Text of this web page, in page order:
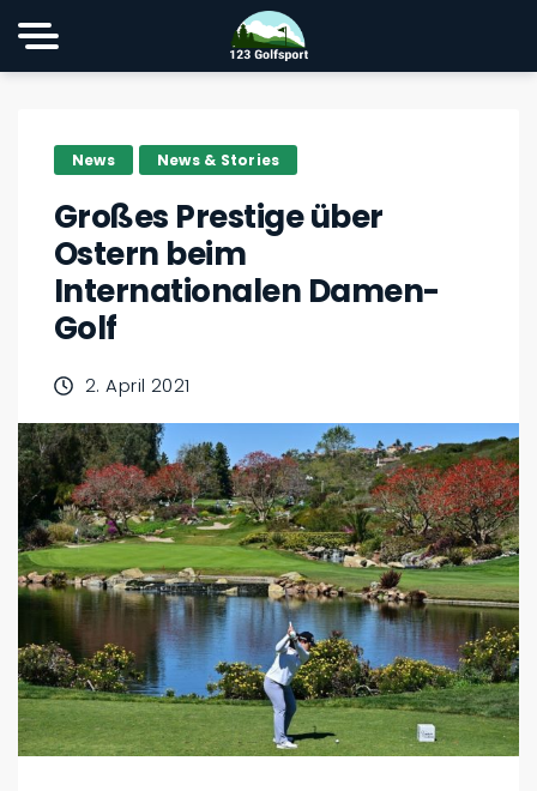
News News & Stories
Großes Prestige über
Ostern beim
Internationalen Damen-
Golf
2. April 2021